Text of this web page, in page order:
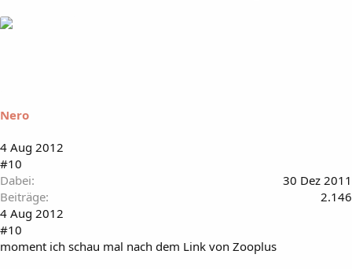
Nero
4 Aug 2012
#10
Dabei
30 Dez 2011
Beiträge
2.146
4 Aug 2012
#10
moment ich schau mal nach dem Link von Zooplus